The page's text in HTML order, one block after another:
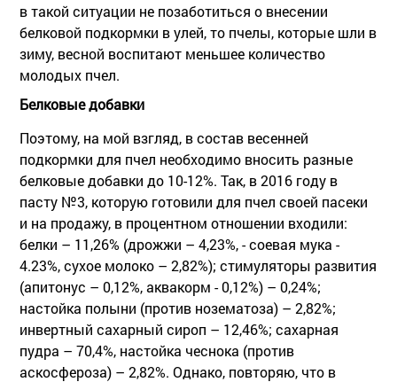
в такой ситуации не позаботиться о внесении
белковой подкормки в улей, то пчелы, которые шли в
зиму, весной воспитают меньшее количество
молодых пчел.
Белковые добавки
Поэтому, на мой взгляд, в состав весенней
подкормки для пчел необходимо вносить разные
белковые добавки до 10-12%. Так, в 2016 году в
пасту №3, которую готовили для пчел своей пасеки
и на продажу, в процентном отношении входили:
белки – 11,26% (дрожжи – 4,23%, - соевая мука -
4.23%, сухое молоко – 2,82%); стимуляторы развития
(апитонус – 0,12%, аквакорм - 0,12%) – 0,24%;
настойка полыни (против нозематоза) – 2,82%;
инвертный сахарный сироп – 12,46%; сахарная
пудра – 70,4%, настойка чеснока (против
аскосфероза) – 2,82%. Однако, повторяю, что в